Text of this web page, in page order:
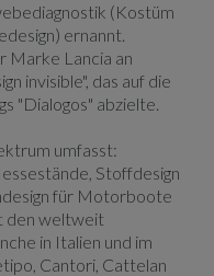
(Kostüm
ernannt.
Marke Lancia an
invisible", das auf die
"Dialogos" abzielte.
umfasst:
Stoffdesign
für Motorboote
den weltweit
in Italien und im
Cantori, Cattelan